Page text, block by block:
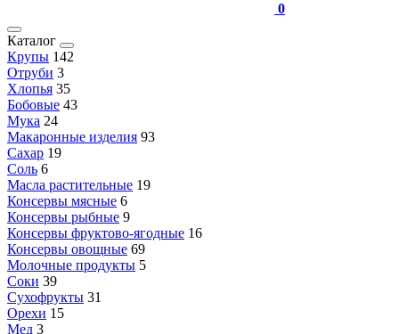
0
Каталог
Крупы 142
Отруби 3
Хлопья 35
Бобовые 43
Мука 24
Макаронные изделия 93
Сахар 19
Соль 6
Масла растительные 19
Консервы мясные 6
Консервы рыбные 9
Консервы фруктово-ягодные 16
Консервы овощные 69
Молочные продукты 5
Соки 39
Сухофрукты 31
Орехи 15
Мед 3